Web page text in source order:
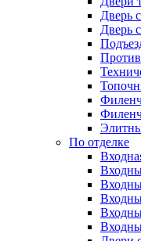
Дверь
Дверь
По отделке